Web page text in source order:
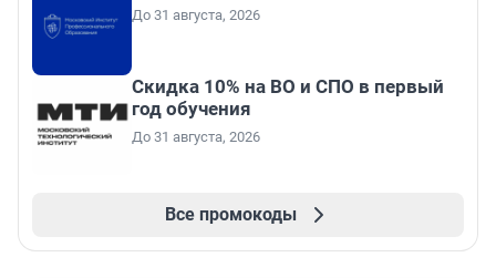
До 31 августа, 2026
Скидка 10% на ВО и СПО в первый
год обучения
До 31 августа, 2026
Все промокоды